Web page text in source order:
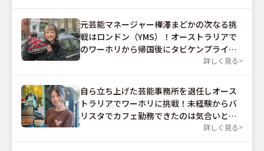
元芸能マネージャー樺澤まどかの次なる挑
戦はロンドン（YMS）！オーストラリアで
のワーホリから帰国後にタビケンプライム
詳しく見る
自ら立ち上げた芸能事務所を退任しオース
トラリアでワーホリに挑戦！未経験からバ
リスタでカフェ勤務できたのは気合いと根
詳しく見る